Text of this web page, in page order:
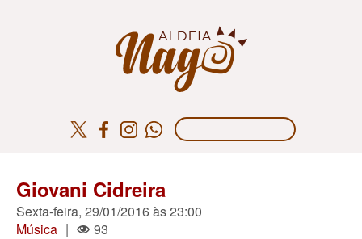
Giovani Cidreira
Sexta-feira, 29/01/2016 às 23:00
Música | 93